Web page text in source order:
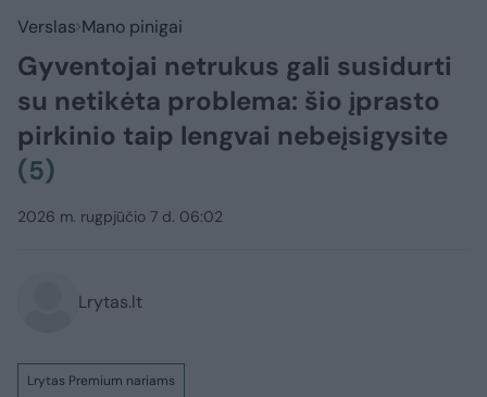
Verslas Mano pinigai
Gyventojai netrukus gali susidurti
su netikėta problema: šio įprasto
pirkinio taip lengvai nebeįsigysite
(5)
2026 m. rugpjūčio 7 d. 06:02
Lrytas.lt
Lrytas Premium nariams